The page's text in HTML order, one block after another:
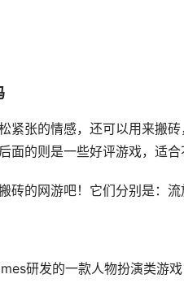
紧张的情感，还可以用来搬
面的则是一些好评游戏，适
砖的网游吧！它们分别是：流
研发的一款人物扮演类游